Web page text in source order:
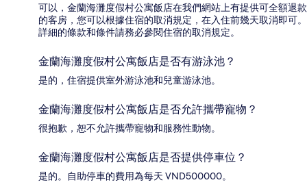
可以，金蘭海灘度假村公寓飯店在我們網站上有提供可全額退款
的客房，您可以根據住宿的取消規定，在入住前幾天取消即可。
詳細的條款和條件請務必參閱住宿的取消規定。
金蘭海灘度假村公寓飯店是否有游泳池？
是的，住宿提供室外游泳池和兒童游泳池。
金蘭海灘度假村公寓飯店是否允許攜帶寵物？
很抱歉，恕不允許攜帶寵物和服務性動物。
金蘭海灘度假村公寓飯店是否提供停車位？
是的。自助停車的費用為每天 VND500000。